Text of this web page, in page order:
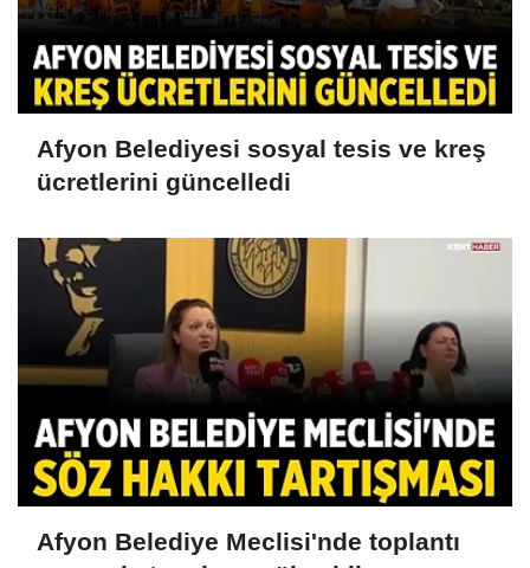
Afyon Belediyesi sosyal tesis ve kreş
ücretlerini güncelledi
Afyon Belediye Meclisi'nde toplantı